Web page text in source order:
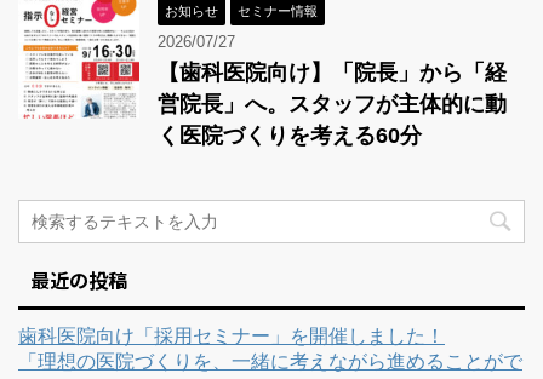
お知らせ セミナー情報
2026/07/27
【歯科医院向け】「院長」から「経
営院長」へ。スタッフが主体的に動
く医院づくりを考える60分
最近の投稿
歯科医院向け「採用セミナー」を開催しました！
「理想の医院づくりを、一緒に考えながら進めることがで